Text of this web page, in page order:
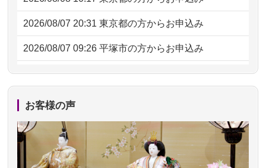
2026/08/07 20:31 東京都の方からお申込み
2026/08/07 09:26 平塚市の方からお申込み
2026/08/06 21:28 埼玉県の方からお申込み
2026/08/06 17:56
2026/08/06 10:06 茨城県の方からお申込み
2026/08/06 09:17 三重県の方からお申込み
お客様の声